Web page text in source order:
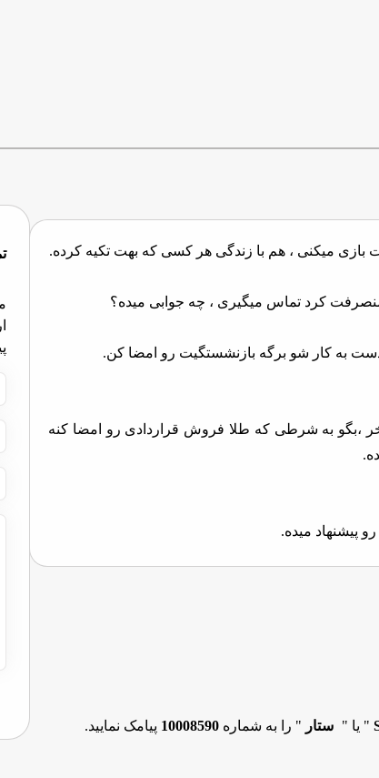
بازی میکنی ، هم با زندگی هر کسی که بهت تکیه کرده.
منصرفت کرد تماس میگیری ، چه جوابی میده؟
به کار شو برگه بازنشستگیت رو امضا کن.
،بگو به شرطی که طلا فروش قراردادی رو امضا کنه
پیشنهاد میده.
" یا " ستار " را به شماره 10008590 پیامک نمایید.